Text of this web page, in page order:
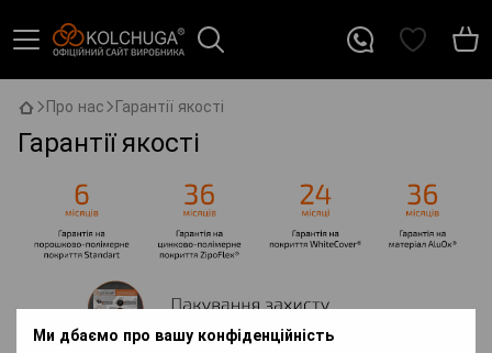
Ми дбаємо про вашу конфіденційність
Про нас Гарантії якості
Гарантії якості